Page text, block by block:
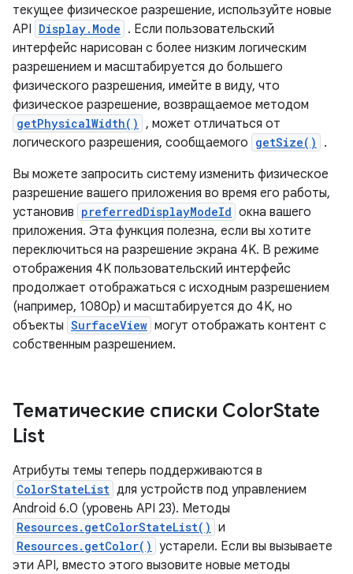
текущее физическое разрешение, используйте новые
API Display.Mode . Если пользовательский
интерфейс нарисован с более низким логическим
разрешением и масштабируется до большего
физического разрешения, имейте в виду, что
физическое разрешение, возвращаемое методом
getPhysicalWidth() , может отличаться от
логического разрешения, сообщаемого getSize()
.
Вы можете запросить систему изменить физическое
разрешение вашего приложения во время его работы,
установив preferredDisplayModeId окна вашего
приложения. Эта функция полезна, если вы хотите
переключиться на разрешение экрана 4K. В режиме
отображения 4K пользовательский интерфейс
продолжает отображаться с исходным разрешением
(например, 1080p) и масштабируется до 4K, но
объекты SurfaceView могут отображать контент с
собственным разрешением.
Тематические списки ColorState
List
Атрибуты темы теперь поддерживаются в
ColorStateList для устройств под управлением
Android 6.0 (уровень API 23). Методы
Resources.getColorStateList() и
Resources.getColor() устарели. Если вы вызываете
эти API, вместо этого вызовите новые методы